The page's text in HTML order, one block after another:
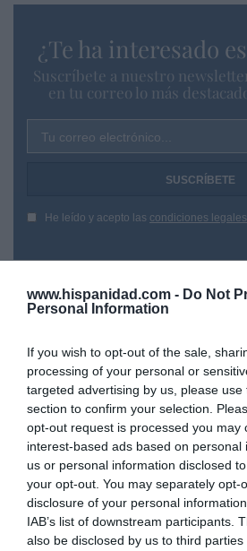
www.hispanidad.com - Do Not
Personal Information
If you wish to opt-out of the sale,
processing of your personal or
targeted advertising by us, please
section to confirm your selection.
opt-out request is processed you may
interest-based ads based on personal
us or personal information disclosed
your opt-out. You may separately opt-
disclosure of your personal
IAB’s list of downstream participants.
also be disclosed by us to third parties
¿Te ha interesado
Suscríbete a nuestro
en tu correo lo más
Tu correo electrónico...
He leído y acepto las condiciones legales
Hoy destacamos